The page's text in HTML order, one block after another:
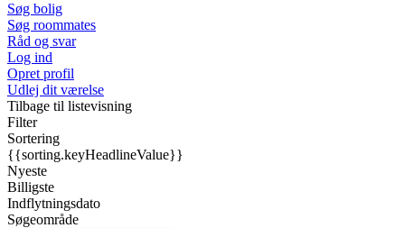
Søg bolig
Søg roommates
Råd og svar
Log ind
Opret profil
Udlej dit værelse
Tilbage til listevisning
Filter
Sortering
{{sorting.keyHeadlineValue}}
Nyeste
Billigste
Indflytningsdato
Søgeområde